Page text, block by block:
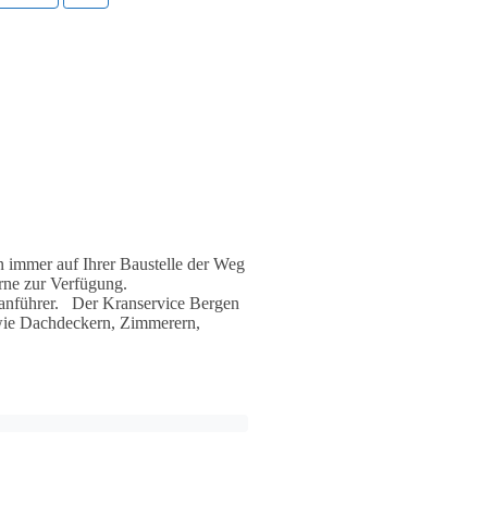
auf Ihrer Baustelle der Weg
zur Verfügung.
Der Kranservice Bergen
Dachdeckern, Zimmerern,